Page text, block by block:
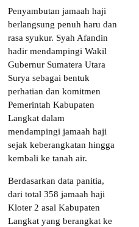
Penyambutan jamaah haji
berlangsung penuh haru dan
rasa syukur. Syah Afandin
hadir mendampingi Wakil
Gubernur Sumatera Utara
Surya sebagai bentuk
perhatian dan komitmen
Pemerintah Kabupaten
Langkat dalam
mendampingi jamaah haji
sejak keberangkatan hingga
kembali ke tanah air.
Berdasarkan data panitia,
dari total 358 jamaah haji
Kloter 2 asal Kabupaten
Langkat yang berangkat ke